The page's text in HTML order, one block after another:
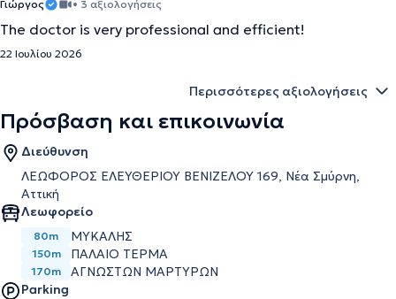
Γιώργος • 3 αξιολογήσεις
The doctor is very professional and efficient!
22 Ιουλίου 2026
Περισσότερες αξιολογήσεις
Πρόσβαση και επικοινωνία
Διεύθυνση
ΛΕΩΦΟΡΟΣ ΕΛΕΥΘΕΡΙΟΥ ΒΕΝΙΖΕΛΟΥ 169, Νέα Σμύρνη,
Αττική
Λεωφορείο
80m ΜΥΚΑΛΗΣ
150m ΠΑΛΑΙΟ ΤΕΡΜΑ
170m
ΑΓΝΏΣΤΩΝ ΜΑΡΤΥΡΩΝ
Parking